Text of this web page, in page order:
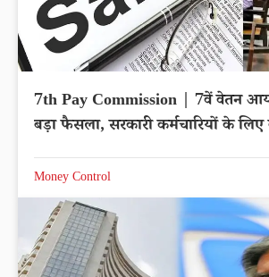
7th Pay Commission | 7वें वेतन
बड़ा फैसला, सरकारी कर्मचारियों के
Money Control